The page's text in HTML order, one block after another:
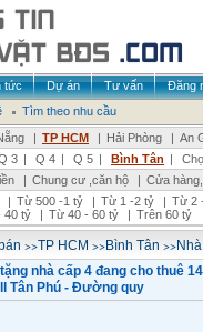
tức Dự án Tư vấn Đăng
Tìm theo nhu cầu
| TP HCM | Hải Phòng | An
3 | Q 4 | Q 5 | Bình Tân |
| Chung cư ,căn hộ | Cửa
| Từ 500 -1 tỷ | Từ 1 -2 tỷ | Từ 2
40 tỷ | Từ 40 - 60 tỷ | Trên 60 tỷ
>>TP HCM >>Bình Tân >>
nhà cấp 4 đang cho thuê
Tân Phú - Đường quy